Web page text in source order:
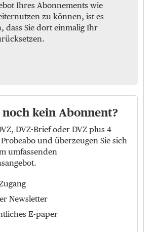
Ihres Abonnements wie
zu können, ist es
dass Sie dort einmalig Ihr
noch kein Abonnent?
DVZ-Brief oder DVZ plus 4
und überzeugen Sie sich
umfassenden
Newsletter
E-paper